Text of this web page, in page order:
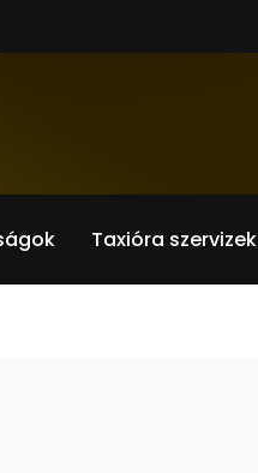
Taxióra szervizek